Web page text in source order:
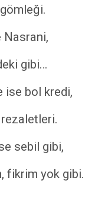
Nasrani,
gibi…
ise bol kredi,
sebil gibi,
fikrim yok gibi.